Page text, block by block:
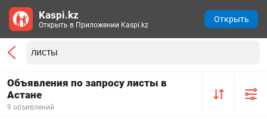
Объявления по запросу листы в
Астане
9 объявлений
Kaspi.kz
Открыть в Приложении Kaspi.kz
Открыть